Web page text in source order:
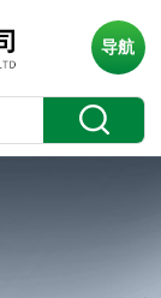
导航